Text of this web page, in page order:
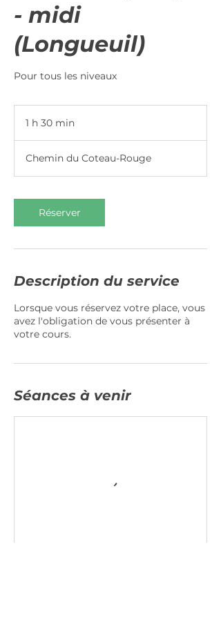
- midi
(Longueuil)
Pour tous les niveaux
1 h 30 min
m
i
Chemin du Coteau-Rouge
Réserver
Description du service
Lorsque vous réservez votre place, vous
avez l'obligation de vous présenter à
votre cours.
Séances à venir